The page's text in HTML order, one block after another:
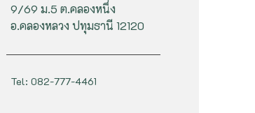
9/69 ม.5 ต.คลองหนึ่ง
อ.คลองหลวง ปทุมธานี 12120
Tel: 082-777-4461